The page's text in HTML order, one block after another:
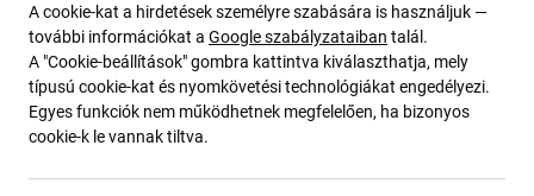
RENDELÉSRE RENDELÉSRE
A cookie-kat a hirdetések személyre szabására is használjuk —
további információkat a Google szabályzataiban talál.
A "Cookie-beállítások" gombra kattintva kiválaszthatja, mely
típusú cookie-kat és nyomkövetési technológiákat engedélyezi.
Egyes funkciók nem működhetnek megfelelően, ha bizonyos
cookie-k le vannak tiltva.